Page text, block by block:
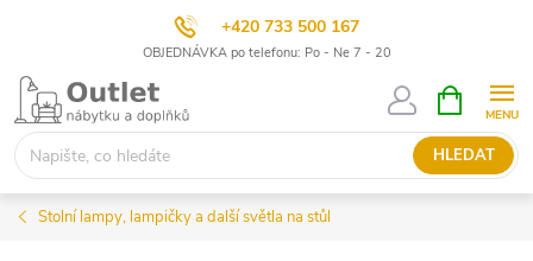
+420 733 500 167
OBJEDNÁVKA po telefonu: Po - Ne 7 - 20
Přejít
obsah
HLEDAT
NÁKUPNÍ
KOŠÍK
Stolní lampy, lampičky a další světla na stůl